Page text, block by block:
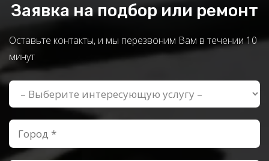
Заявка на подбор или ремонт
Оставьте контакты, и мы перезвоним Вам в течении 10
минут